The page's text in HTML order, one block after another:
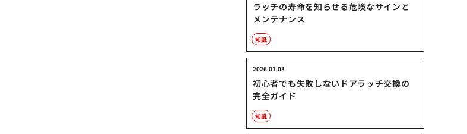
ラッチの寿命を知らせる危険なサインと
メンテナンス
知識
初心者でも失敗しないドアラッチ交換の
完全ガイド
2026.01.03
知識